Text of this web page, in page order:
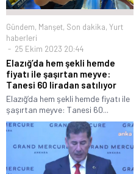
Gündem, Manşet, Son dakika, Yurt
haberleri
25 Ekim 2023 20:44
Elazığ’da hem şekli hemde
fiyatı ile şaşırtan meyve:
Tanesi 60 liradan satılıyor
Elazığ’da hem şekli hemde fiyatı ile
şaşırtan meyve: Tanesi 60...